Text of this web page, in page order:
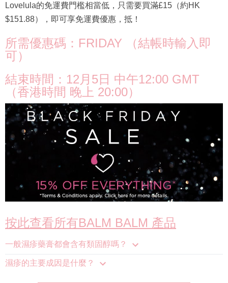
Lovelula的免運費門檻相當低，只需要買滿£15（約HK
$151.88），即可享免運費優惠，抵！
所需優惠碼：FRIDAY （結帳時輸入即
可）
結束時間：12月5日 中午12:00 GMT
（香港時間 晚上 20:00）
按此查看所有BALM BALM 產品
一般濕疹藥膏都會含有類固醇嗎？
濕疹的主要成因是什麼？